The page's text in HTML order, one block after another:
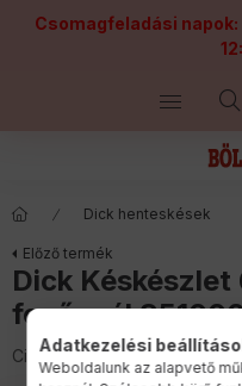
Csomagfeladási
Dick henteskések
Előző termék
Dick
fenőacél
Cikkszám:13503
Adatkezelési
Weboldalunk az alapvető